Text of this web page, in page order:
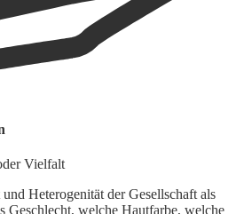
Vielfalt
Heterogenität der Gesellschaft als
Geschlecht, welche Hautfarbe, welche